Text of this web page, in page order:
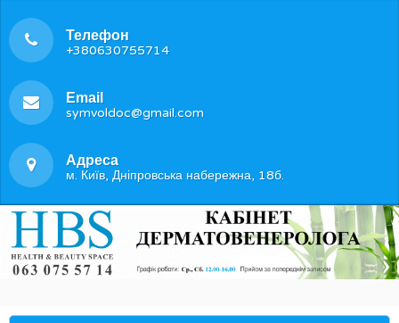
Телефон
+380630755714
Email
symvoldoc@gmail.com
Адреса
м. Київ, Дніпровська набережна, 18б.